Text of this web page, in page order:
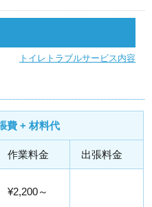
トイレトラブルサービス内容
費 + 材料代
作業料金 出張料金
¥2,200～